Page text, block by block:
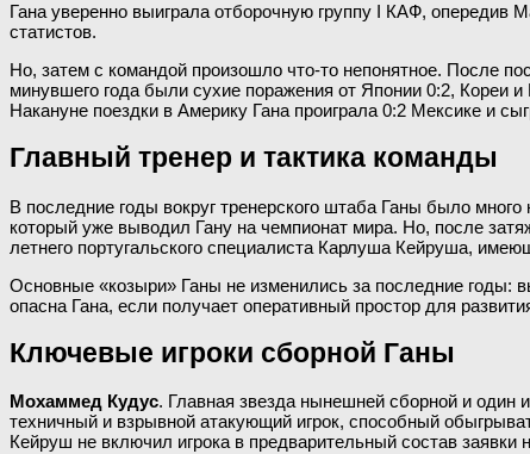
Гана уверенно выиграла отборочную группу I КАФ,
статистов.
Но, затем с командой произошло что-то непонятное. После
минувшего года были сухие поражения от Японии 0:2, Кореи
Накануне поездки в Америку Гана проиграла 0:2 Мексике и
Главный тренер и тактика команды
В последние годы вокруг тренерского штаба Ганы было
который уже выводил Гану на чемпионат мира. Но, после
летнего португальского специалиста Карлуша Кейруша,
Основные «козыри» Ганы не изменились за последние годы:
опасна Гана, если получает оперативный простор для
Ключевые игроки сборной Ганы
Мохаммед Кудус. Главная звезда нынешней сборной и один
техничный и взрывной атакующий игрок, способный
Кейруш не включил игрока в предварительный состав заявки